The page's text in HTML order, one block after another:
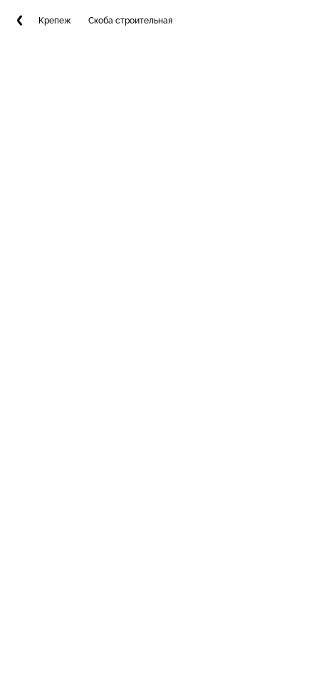
Крепеж Скоба строительная